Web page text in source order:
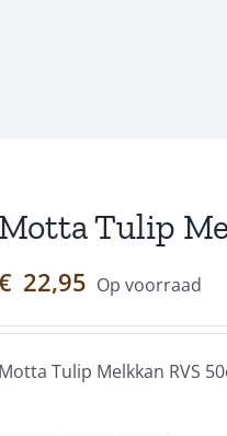
Motta Tulip
22,95 Op voorraad
Motta Tulip Melkkan RVS